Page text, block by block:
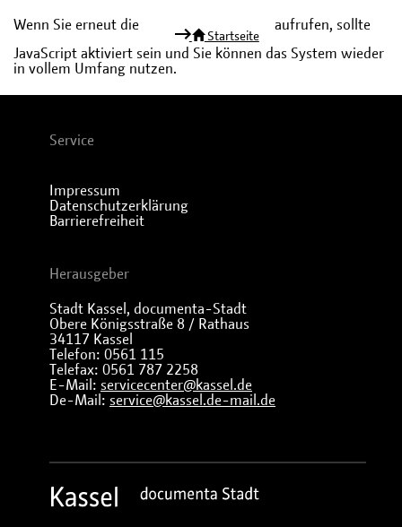
Wenn Sie erneut die
Startseite
aufrufen, sollte
JavaScript aktiviert sein und Sie können das System wieder
in vollem Umfang nutzen.
Service
Impressum
Datenschutzerklärung
Barrierefreiheit
Herausgeber
Stadt Kassel, documenta-Stadt
Obere Königsstraße 8 / Rathaus
34117 Kassel
Telefon: 0561 115
Telefax: 0561 787 2258
E-Mail: servicecenter@kassel.de
De-Mail: service@kassel.de-mail.de